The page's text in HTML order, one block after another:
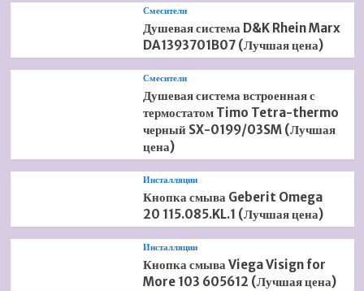
Смесители
Душевая система D&K Rhein Marx
DA1393701B07 (Лучшая цена)
Смесители
Душевая система встроенная с
термостатом Timo Tetra-thermo
черный SX-0199/03SM (Лучшая
цена)
Инсталляции
Кнопка смыва Geberit Omega
20 115.085.KL.1 (Лучшая цена)
Инсталляции
Кнопка смыва Viega Visign for
More 103 605612 (Лучшая цена)